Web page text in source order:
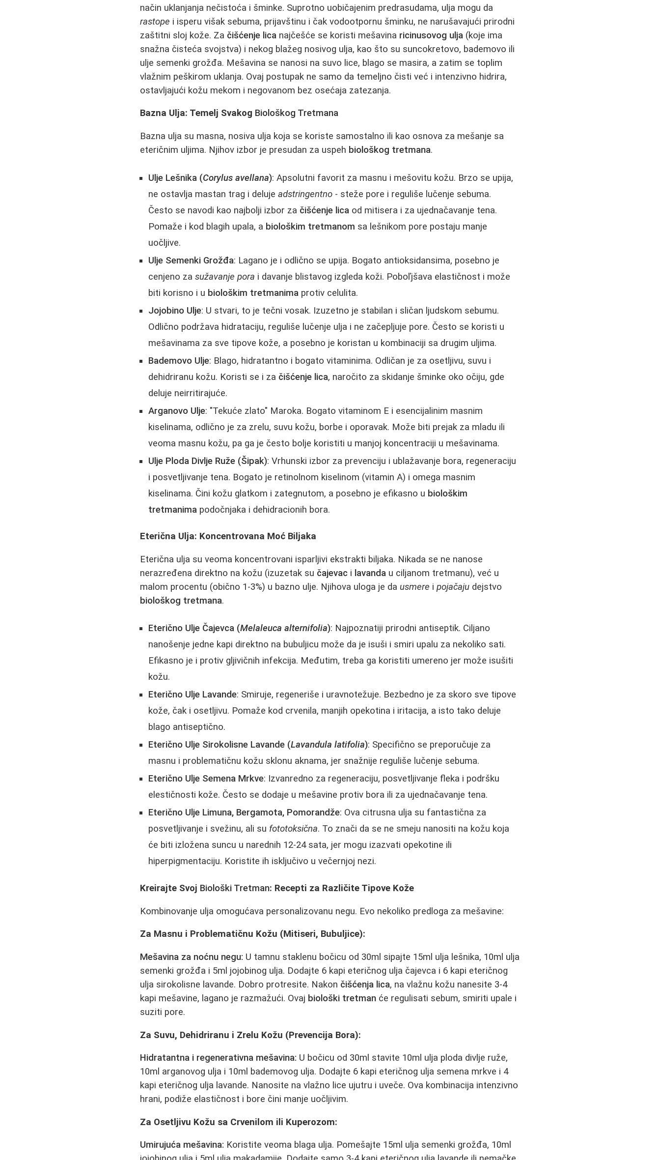
način uklanjanja nečistoća i šminke. Suprotno uobičajenim predrasudama, ulja mogu da
rastope i isperu višak sebuma, prijavštinu i čak vodootpornu šminku, ne narušavajući prirodni
zaštitni sloj kože. Za čišćenje lica najčešće se koristi mešavina ricinusovog ulja (koje ima
snažna čisteća svojstva) i nekog blažeg nosivog ulja, kao što su suncokretovo, bademovo ili
ulje semenki grožđa. Mešavina se nanosi na suvo lice, blago se masira, a zatim se toplim
vlažnim peškirom uklanja. Ovaj postupak ne samo da temeljno čisti već i intenzivno hidrira,
ostavljajući kožu mekom i negovanom bez osećaja zatezanja.
Bazna Ulja: Temelj Svakog Biološkog Tretmana
Bazna ulja su masna, nosiva ulja koja se koriste samostalno ili kao osnova za mešanje sa
eteričnim uljima. Njihov izbor je presudan za uspeh biološkog tretmana.
Ulje Lešnika (Corylus avellana): Apsolutni favorit za masnu i mešovitu kožu. Brzo se upija,
ne ostavlja mastan trag i delujeadstringentno - steže pore i reguliše lučenje sebuma.
Često se navodi kao najbolji izbor za čišćenje lica od mitisera i za ujednačavanje tena.
Pomaže i kod blagih upala, a biološkim tretmanom sa lešnikom pore postaju manje
uočljive.
Ulje Semenki Grožđa: Lagano je i odlično se upija. Bogato antioksidansima, posebno je
cenjeno zasužavanje pora i davanje blistavog izgleda koži. Poboľjšava elastičnost i može
biti korisno i u biološkim tretmanima protiv celulita.
Jojobino Ulje: U stvari, to je tečni vosak. Izuzetno je stabilan i sličan ljudskom sebumu.
Odlično podržava hidrataciju, reguliše lučenje ulja i ne začepljuje pore. Često se koristi u
mešavinama za sve tipove kože, a posebno je koristan u kombinaciji sa drugim uljima.
Bademovo Ulje: Blago, hidratantno i bogato vitaminima. Odličan je za osetljivu, suvu i
dehidriranu kožu. Koristi se i za čišćenje lica, naročito za skidanje šminke oko očiju, gde
deluje neirritirajuće.
Arganovo Ulje: "Tekuće zlato" Maroka. Bogato vitaminom E i esencijalinim masnim
kiselinama, odlično je za zrelu, suvu kožu, borbe i oporavak. Može biti prejak za mladu ili
veoma masnu kožu, pa ga je često bolje koristiti u manjoj koncentraciji u mešavinama.
Ulje Ploda Divlje Ruže (Šipak): Vrhunski izbor za prevenciju i ublažavanje bora, regeneraciju
i posvetljivanje tena. Bogato je retinolnom kiselinom (vitamin A) i omega masnim
kiselinama. Čini kožu glatkom i zategnutom, a posebno je efikasno u biološkim
tretmanima podočnjaka i dehidracionih bora.
Eterična Ulja: Koncentrovana Moć Biljaka
Eterična ulja su veoma koncentrovani isparljivi ekstrakti biljaka. Nikada se ne nanose
nerazređena direktno na kožu (izuzetak su čajevac i lavanda u ciljanom tretmanu), već u
malom procentu (obično 1-3%) u bazno ulje. Njihova uloga je da usmere ipojačaju dejstvo
biološkog tretmana.
Eterično Ulje Čajevca (Melaleuca alternifolia): Najpoznatiji prirodni antiseptik. Ciljano
nanošenje jedne kapi direktno na bubuljicu može da je isuši i smiri upalu za nekoliko sati.
Efikasno je i protiv gljivičnih infekcija. Međutim, treba ga koristiti umereno jer može isušiti
kožu.
Eterično Ulje Lavande: Smiruje, regeneriše i uravnotežuje. Bezbedno je za skoro sve tipove
kože, čak i osetljivu. Pomaže kod crvenila, manjih opekotina i iritacija, a isto tako deluje
blago antiseptično.
Eterično Ulje Sirokolisne Lavande (Lavandula latifolia): Specifično se preporučuje za
masnu i problematičnu kožu sklonu aknama, jer snažnije reguliše lučenje sebuma.
Eterično Ulje Semena Mrkve: Izvanredno za regeneraciju, posvetljivanje fleka i podršku
elestičnosti kože. Često se dodaje u mešavine protiv bora ili za ujednačavanje tena.
Eterično Ulje Limuna, Bergamota, Pomorandže: Ova citrusna ulja su fantastična za
posvetljivanje i svežinu, ali su fototoksična. To znači da se ne smeju nanositi na kožu koja
će biti izložena suncu u narednih 12-24 sata, jer mogu izazvati opekotine ili
hiperpigmentaciju. Koristite ih isključivo u večernjoj nezi.
Kreirajte Svoj Biološki Tretman: Recepti za Različite Tipove Kože
Kombinovanje ulja omogućava personalizovanu negu. Evo nekoliko predloga za mešavine:
Za Masnu i Problematičnu Kožu (Mitiseri, Bubuljice):
Mešavina za noćnu negu: U tamnu staklenu bočicu od 30ml sipajte 15ml ulja lešnika, 10ml ulja
semenki grožđa i 5ml jojobinog ulja. Dodajte 6 kapi eteričnog ulja čajevca i 6 kapi eteričnog
ulja sirokolisne lavande. Dobro protresite. Nakon čišćenja lica, na vlažnu kožu nanesite 3-4
kapi mešavine, lagano je razmažući. Ovaj biološki tretman će regulisati sebum, smiriti upale i
suziti pore.
Za Suvu, Dehidriranu i Zrelu Kožu (Prevencija Bora):
Hidratantna i regenerativna mešavina: U bočicu od 30ml stavite 10ml ulja ploda divlje ruže,
10ml arganovog ulja i 10ml bademovog ulja. Dodajte 6 kapi eteričnog ulja semena mrkve i 4
kapi eteričnog ulja lavande. Nanosite na vlažno lice ujutru i uveče. Ova kombinacija intenzivno
hrani, podiže elastičnost i bore čini manje uočljivim.
Za Osetljivu Kožu sa Crvenilom ili Kuperozom:
Umirujuća mešavina: Koristite veoma blaga ulja. Pomešajte 15ml ulja semenki grožđa, 10ml